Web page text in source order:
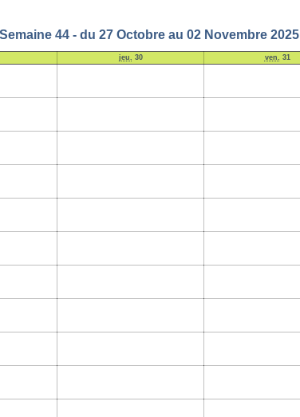
44 - du 27 Octobre au 02 Novembre 2025
jeu. 30 ven. 31